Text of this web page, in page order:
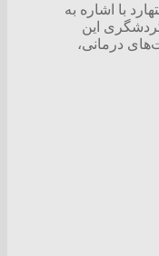
با اشاره به
این
درمانی،